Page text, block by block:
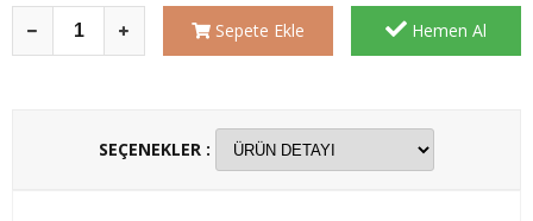
Sepete Ekle Hemen Al
SEÇENEKLER :